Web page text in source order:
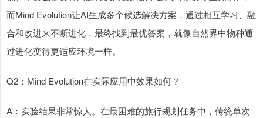
而Mind Evolution让AI生成多个候选解决方案，通过相互学习、融
合和改进来不断进化，最终找到最优答案，就像自然界中物种通
过进化变得更适应环境一样。
Q2：Mind Evolution在实际应用中效果如何？
A：实验结果非常惊人。在最困难的旅行规划任务中，传统单次